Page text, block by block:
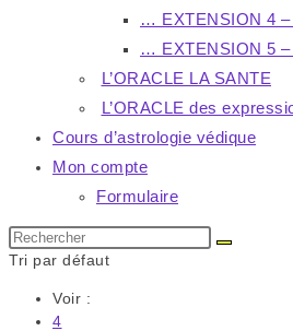
… EXTENSION 4 –
… EXTENSION 5 –
L’ORACLE LA SANTE
L’ORACLE des
Cours d’astrologie védique
Mon compte
Formulaire
Rechercher
sur
Tri par défaut
Voir :
4